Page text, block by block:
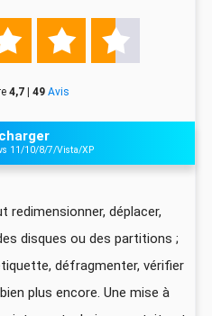
 
4,7 | 49 Avis
11/10/8/7/Vista/XP
redimensionner, déplacer,
disques ou des partitions ;
défragmenter, vérifier
plus encore. Une mise à